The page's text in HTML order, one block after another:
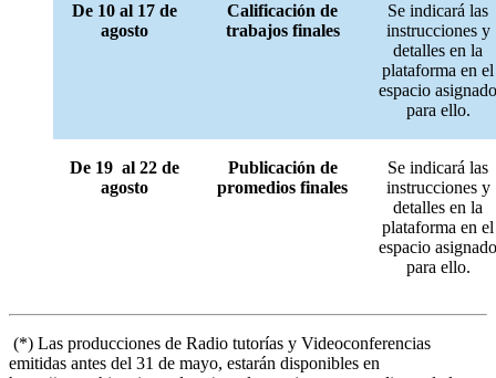
De 10 al 17 de
agosto
Calificación de
trabajos finales
Se indicará las
instrucciones y
detalles en la
plataforma en el
espacio asignado
para ello.
De 19 al 22 de
agosto
Publicación de
promedios finales
Se indicará las
instrucciones y
detalles en la
plataforma en el
espacio asignado
para ello.
(*) Las producciones de Radio tutorías y Videoconferencias
emitidas antes del 31 de mayo, estarán disponibles en